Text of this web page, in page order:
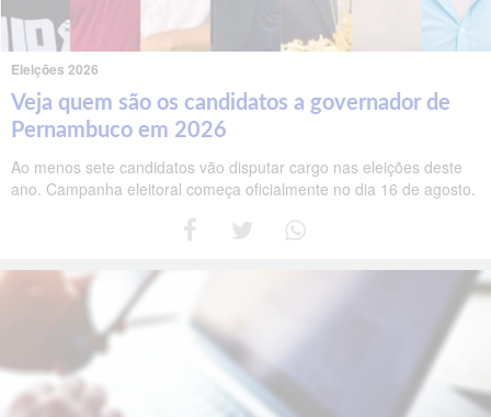
Eleições 2026
Veja quem são os candidatos a governador de
Pernambuco em 2026
Ao menos sete candidatos vão disputar cargo nas eleições deste
ano. Campanha eleitoral começa oficialmente no dia 16 de agosto.